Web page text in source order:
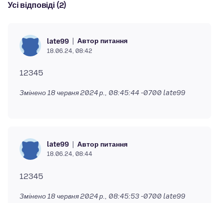
Усі відповіді (2)
late99 Автор питання
18.06.24, 08:42
Змінено18 червня 2024 р., 08:45:44 -0700 late99
late99 Автор питання
18.06.24, 08:44
Змінено18 червня 2024 р., 08:45:53 -0700 late99